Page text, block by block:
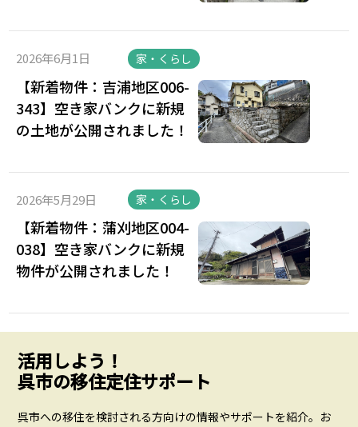
2026年6月1日 家・くらし
【新着物件：吉浦地区006-
343】空き家バンクに新規
の土地が公開されました！
2026年5月29日 家・くらし
【新着物件：蒲刈地区004-
038】空き家バンクに新規
物件が公開されました！
活用しよう！
呉市の移住定住サポート
呉市への移住を検討される方向けの情報やサポートを紹介。お